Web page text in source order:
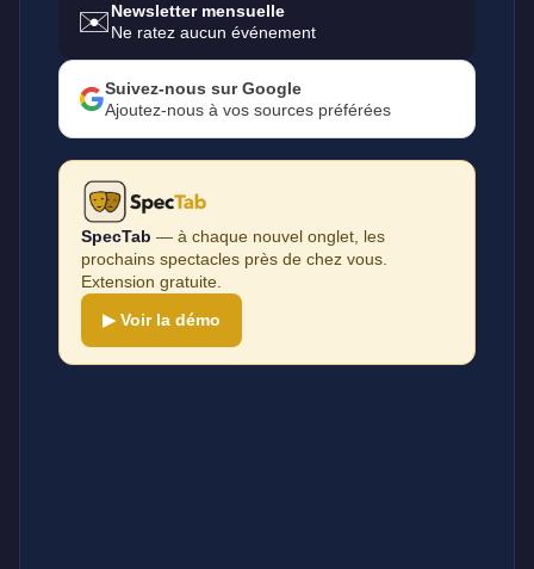
✉️Newsletter mensuelle
Ne ratez aucun événement
Suivez-nous sur Google
Ajoutez-nous à vos sources préférées
SpecTab — à chaque nouvel onglet, les
prochains spectacles près de chez vous.
Extension gratuite.
▶ Voir la démo